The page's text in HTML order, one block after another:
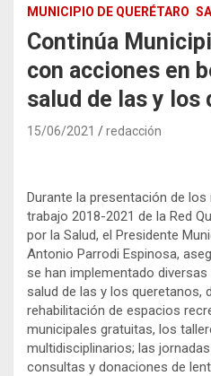
MUNICIPIO DE QUERÉTARO
Continúa
con acciones en
salud de las y los
15/06/2021 redacción
Durante la presentación de
trabajo 2018-2021 de la Red
por la Salud, el Presidente
Antonio Parrodi Espinosa,
se han implementado
salud de las y los queretanos,
rehabilitación de espacios
municipales gratuitas, los
multidisciplinarios; las
consultas y donaciones de